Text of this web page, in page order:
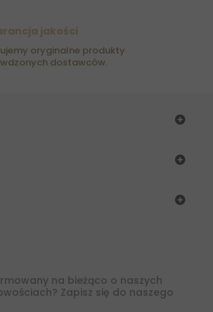
jakości
oryginalne produkty
dostawców.
na bieżąco o naszych
Zapisz się do naszego